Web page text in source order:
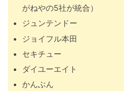
がねやの5社が統合）
ジュンテンドー
ジョイフル本田
セキチュー
ダイユーエイト
かんぶん